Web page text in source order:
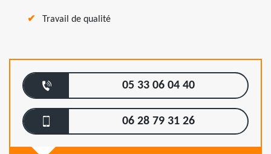
Travail de qualité
05 33 06 04 40
06 28 79 31 26